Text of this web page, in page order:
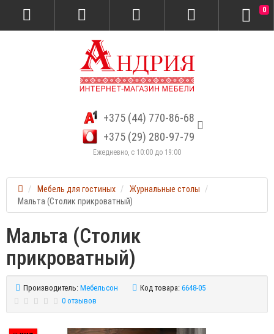
+375 (44) 770-86-68
+375 (29) 280-97-79
Ежедневно, с 10:00 до 19:00
0
Мебель для гостиных
Журнальные столы
Мальта (Столик прикроватный)
Мальта (Столик
прикроватный)
Производитель: Мебельсон Код товара: 6648-05
0 отзывов